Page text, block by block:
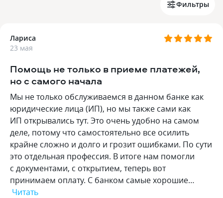
Фильтры
Лариса
23 мая
Помощь не только в приеме платежей,
но с самого начала
Мы не только обслуживаемся в данном банке как
юридические лица (ИП), но мы также сами как
ИП открывались тут. Это очень удобно на самом
деле, потому что самостоятельно все осилить
крайне сложно и долго и грозит ошибками. По сути
это отдельная профессия. В итоге нам помогли
с документами, с открытием, теперь вот
принимаем оплату. С банком самые хорошие…
Читать